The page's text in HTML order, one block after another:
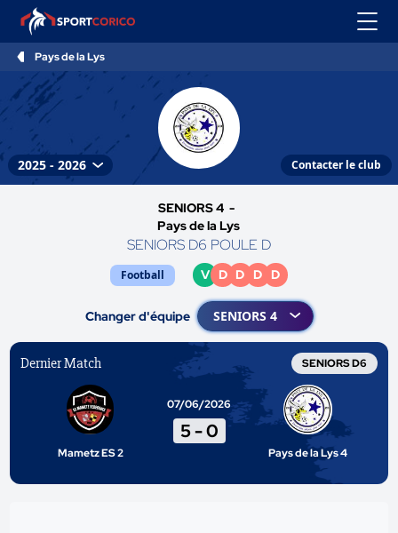
Pays de la Lys
Contacter le club
SENIORS 4 -
Pays de la Lys
SENIORS D6 POULE D
Football V D D D D
Changer d'équipe
Dernier Match SENIORS D6
Mametz ES 2
07/06/2026
5-0
Pays de la Lys 4